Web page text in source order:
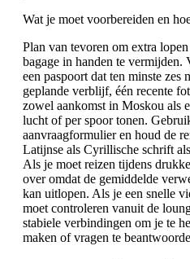
Wat je moet voorbereiden en
Plan van tevoren om extra
bagage in handen te vermijden.
een paspoort dat ten minste zes
geplande verblijf, één recente
zowel aankomst in Moskou als
lucht of per spoor tonen.
aanvraagformulier en houd de
Latijnse als Cyrillische schrift
Als je moet reizen tijdens
over omdat de gemiddelde
kan uitlopen. Als je een snelle
moet controleren vanuit de
stabiele verbindingen om je te
maken of vragen te